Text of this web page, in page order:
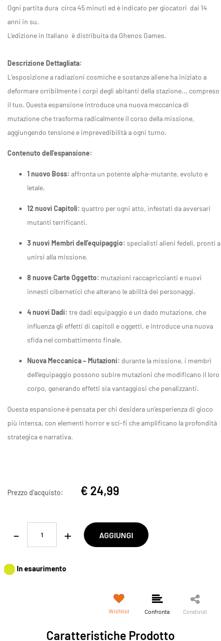
Ogni partita dura circa 45 minuti ed è indicato per giocatori dai 14
anni in su.
L'edizione in Italiano è distribuita da Ghenos Games.
Descrizione Dettagliata:
L’esposizione a radiazioni cosmiche e sostanze aliene ha iniziato a
deformare orribilmente i corpi degli abitanti della stazione... compreso
il tuo. Questa espansione introduce una nuova meccanica di
mutazione che trasforma radicalmente il corso della missione,
aggiungendo tensione e imprevedibilità a ogni turno.
Contenuto dell’espansione:
1 nuovo Boss: affronta un potente alpha-mutante, evoluto e
letale.
12 nuovi Capitoli: quattro per ogni atto, infestati da avversari
mutanti terrificanti.
3 nuovi Membri dell’equipaggio: specialisti alieni fedeli, pronti a
unirsi alla missione.
8 nuove Carte Oggetto: mutazioni raccapriccianti e nuovi
innesti cibernetici che alterano le abilità dei personaggi.
4 nuovi Dadi: tre dadi equipaggio e un dado mutazione, che
influenza gli effetti di capitoli e oggetti, e introduce una nuova
sfida nel combattimento finale.
Nuova Meccanica – Mutazioni: durante la missione, i membri
dell’equipaggio possono subire mutazioni che modificano il loro
corpo, generando effetti sia vantaggiosi che penalizzanti.
Questa espansione è pensata per chi desidera un’esperienza di gioco
più intensa, con elementi horror e sci-fi che amplificano la profondità
strategica e narrativa.
Prezzo d'acquisto: € 24,99
Quantità
AGGIUNGI
In esaurimento
Wishlist Confronta Condividi
Caratteristiche Prodotto